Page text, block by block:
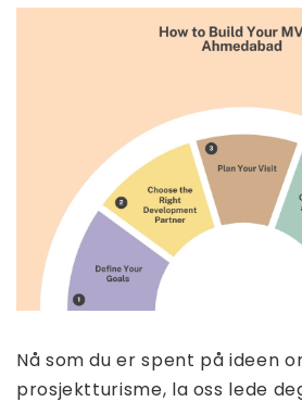
Nå som du er spent på ideen
prosjektturisme, la oss lede